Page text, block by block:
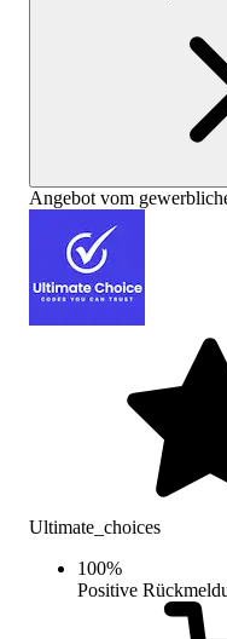
Angebot vom
Ultimate_choices
100%
Positive